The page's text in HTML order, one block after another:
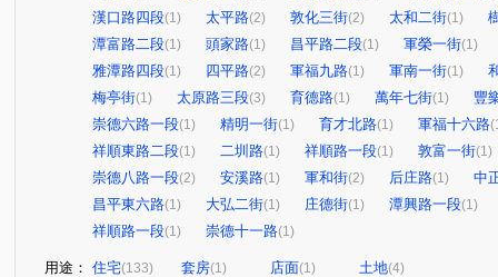
漢口路四段(1) 太平路(2) 敦化三街(2) 太和二街(1)
潭富路二段(1) 頭家路(1) 昌平路二段(1) 軍榮一街(1)
雅潭路四段(1) 四平路(2) 軍福九路(1) 軍南一街(1)
梅亭街(1) 太原路三段(3) 育德路(1) 萬年七街(1)
豐
崇德六路一段(1) 精明一街(1) 育才北路(1) 軍福十六路
祥順東路二段(1) 二圳路(1) 祥順路一段(1) 敦富一街(1)
崇德八路一段(2) 安溪路(1) 軍和街(2) 后庄路(1)
中
昌平東六路(1) 大弘二街(1) 庄德街(1) 潭興路一段(1)
祥順路一段(1) 崇德十一路(1)
用途： 住宅(133) 套房(1) 店面(1) 土地(4)